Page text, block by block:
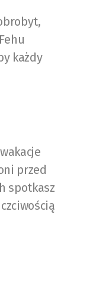
każdy
przed
spotkasz